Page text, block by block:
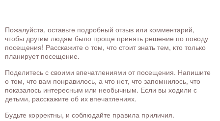
Пожалуйста, оставьте подробный отзыв или комментарий,
чтобы другим людям было проще принять решение по поводу
посещения! Расскажите о том, что стоит знать тем, кто только
планирует посещение.
Поделитесь с своими впечатлениями от посещения. Напишите
о том, что вам понравилось, а что нет, что запомнилось, что
показалось интересным или необычным. Если вы ходили с
детьми, расскажите об их впечатлениях.
Будьте корректны, и соблюдайте правила приличия.